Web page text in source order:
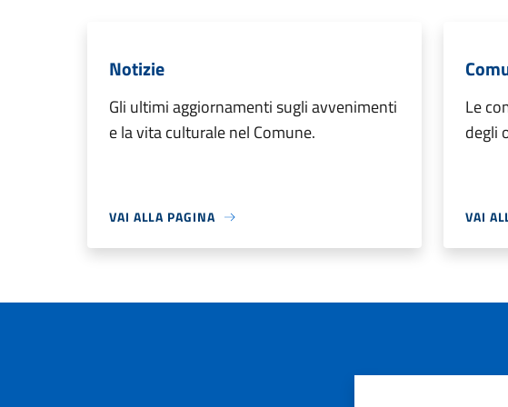
Notizie
Gli ultimi aggiornamenti sugli avvenimenti
e la vita culturale nel Comune.
VAI ALLA PAGINA
Le
degli
VAI